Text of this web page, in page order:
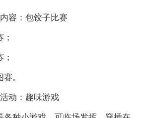
容：包饺子比赛
。
动：趣味游戏